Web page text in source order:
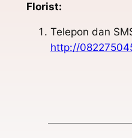
Florist:
Telepon dan
http://